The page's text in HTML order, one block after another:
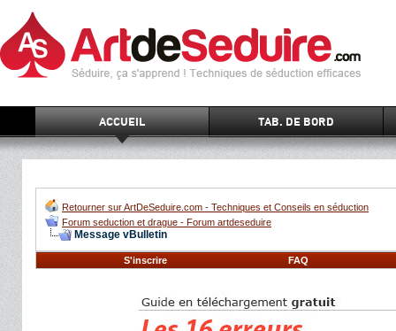
ACCUEIL TAB. DE BORD
Retourner sur ArtDeSeduire.com - Techniques et Conseils en séduction
Forum seduction et drague - Forum artdeseduire
Message vBulletin
S'inscrire FAQ